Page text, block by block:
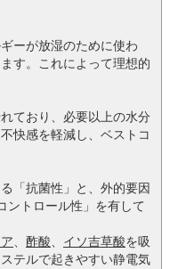
ーが放湿のために使わ
す。これによって理想的
ており、必要以上の水分
快感を軽減し、 ベストコ
「抗菌性」と、外的要因
ントロール性」を有して
酢酸 イソ吉草酸を吸
テルで起きやすい静電気